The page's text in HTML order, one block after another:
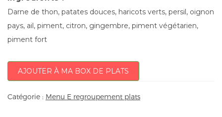
Darne de thon, patates douces, haricots verts, persil, oignon
pays, ail, piment, citron, gingembre, piment végétarien,
piment fort
AJOUTER À MA BOX DE PLATS
Catégorie : Menu E regroupement plats